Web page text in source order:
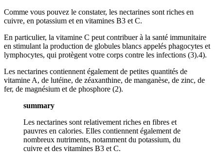
Comme vous pouvez le constater, les nectarines sont riches en
cuivre, en potassium et en vitamines B3 et C.
En particulier, la vitamine C peut contribuer à la santé immunitaire
en stimulant la production de globules blancs appelés phagocytes et
lymphocytes, qui protègent votre corps contre les infections (3).4).
Les nectarines contiennent également de petites quantités de
vitamine A, de lutéine, de zéaxanthine, de manganèse, de zinc, de
fer, de magnésium et de phosphore (2).
summary
Les nectarines sont relativement riches en fibres et
pauvres en calories. Elles contiennent également de
nombreux nutriments, notamment du potassium, du
cuivre et des vitamines B3 et C.